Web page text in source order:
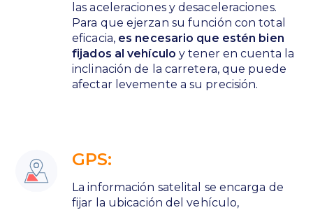
las aceleraciones y desaceleraciones.
Para que ejerzan su función con total
eficacia, es necesario que estén bien
fijados al vehículo y tener en cuenta la
inclinación de la carretera, que puede
afectar levemente a su precisión.
GPS:
La información satelital se encarga de
fijar la ubicación del vehículo,